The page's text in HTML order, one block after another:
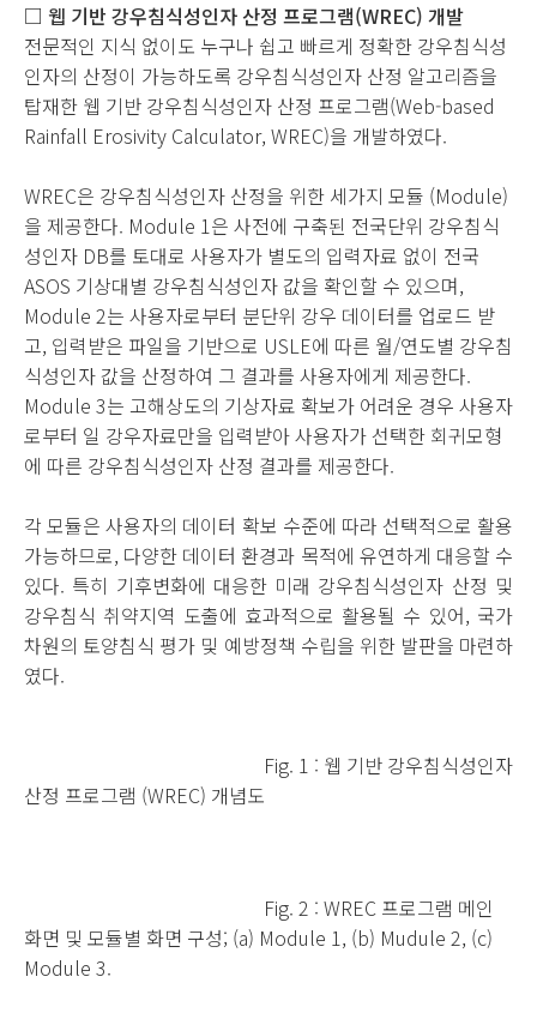
□ 웹 기반 강우침식성인자 산정 프로그램(WREC) 개발
전문적인 지식 없이도 누구나 쉽고 빠르게 정확한 강우침식성
인자의 산정이 가능하도록 강우침식성인자 산정 알고리즘을
탑재한 웹 기반 강우침식성인자 산정 프로그램(Web-based
Rainfall Erosivity Calculator, WREC)을 개발하였다.
WREC은 강우침식성인자 산정을 위한 세가지 모듈 (Module)
을 제공한다. Module 1은 사전에 구축된 전국단위 강우침식
성인자 DB를 토대로 사용자가 별도의 입력자료 없이 전국
ASOS 기상대별 강우침식성인자 값을 확인할 수 있으며,
Module 2는 사용자로부터 분단위 강우 데이터를 업로드 받
고, 입력받은 파일을 기반으로 USLE에 따른 월/연도별 강우침
식성인자 값을 산정하여 그 결과를 사용자에게 제공한다.
Module 3는 고해상도의 기상자료 확보가 어려운 경우 사용자
로부터 일 강우자료만을 입력받아 사용자가 선택한 회귀모형
에 따른 강우침식성인자 산정 결과를 제공한다.
각 모듈은 사용자의 데이터 확보 수준에 따라 선택적으로 활용
가능하므로, 다양한 데이터 환경과 목적에 유연하게 대응할 수
있다. 특히 기후변화에 대응한 미래 강우침식성인자 산정 및
강우침식 취약지역 도출에 효과적으로 활용될 수 있어, 국가
차원의 토양침식 평가 및 예방정책 수립을 위한 발판을 마련하
였다.
Fig. 1 : 웹 기반 강우침식성인자
산정 프로그램 (WREC) 개념도
Fig. 2 : WREC 프로그램 메인
화면 및 모듈별 화면 구성; (a) Module 1, (b) Mudule 2, (c)
Module 3.